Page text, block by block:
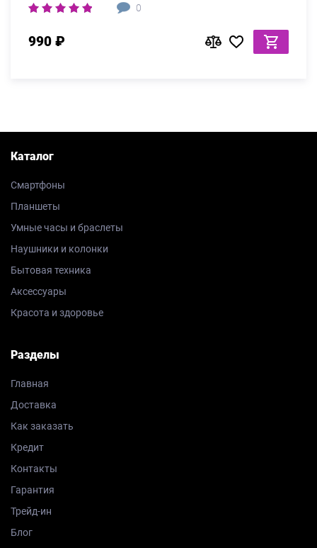
0
990 ₽
Каталог
Смартфоны
Планшеты
Умные часы и браслеты
Наушники и колонки
Бытовая техника
Аксессуары
Красота и здоровье
Разделы
Главная
Доставка
Как заказать
Кредит
Контакты
Гарантия
Трейд-ин
Блог